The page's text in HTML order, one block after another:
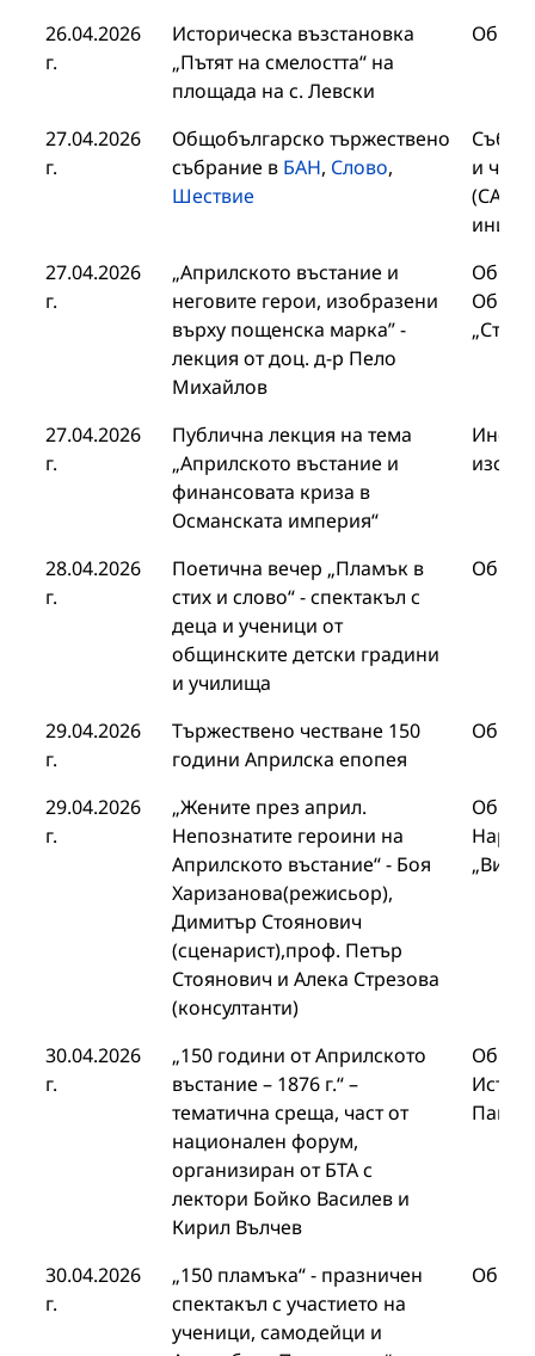
26.04.2026
г.
Историческа възстановка
„Пътят на смелостта“ на
площада на с. Левски
27.04.2026
г.
Общобългарско тържествено
събрание в БАН, Слово,
Шествие
и
27.04.2026
г.
„Априлското въстание и
неговите герои, изобразени
върху пощенска марка” -
лекция от доц. д-р Пело
Михайлов
27.04.2026
г.
Публична лекция на тема
„Априлското въстание и
финансовата криза в
Османската империя“
28.04.2026
г.
Поетична вечер „Пламък в
стих и слово“ - спектакъл с
деца и ученици от
общинските детски градини
и училища
29.04.2026
г.
Тържествено честване 150
години Априлска епопея
29.04.2026
г.
„Жените през април.
Непознатите героини на
Априлското въстание“ - Боя
Харизанова(режисьор),
Димитър Стоянович
(сценарист),проф. Петър
Стоянович и Алека Стрезова
(консултанти)
30.04.2026
г.
„150 години от Априлското
въстание – 1876 г.“ –
тематична среща, част от
национален форум,
организиран от БТА с
лектори Бойко Василев и
Кирил Вълчев
30.04.2026
г.
„150 пламъка“ - празничен
спектакъл с участието на
ученици, самодейци и